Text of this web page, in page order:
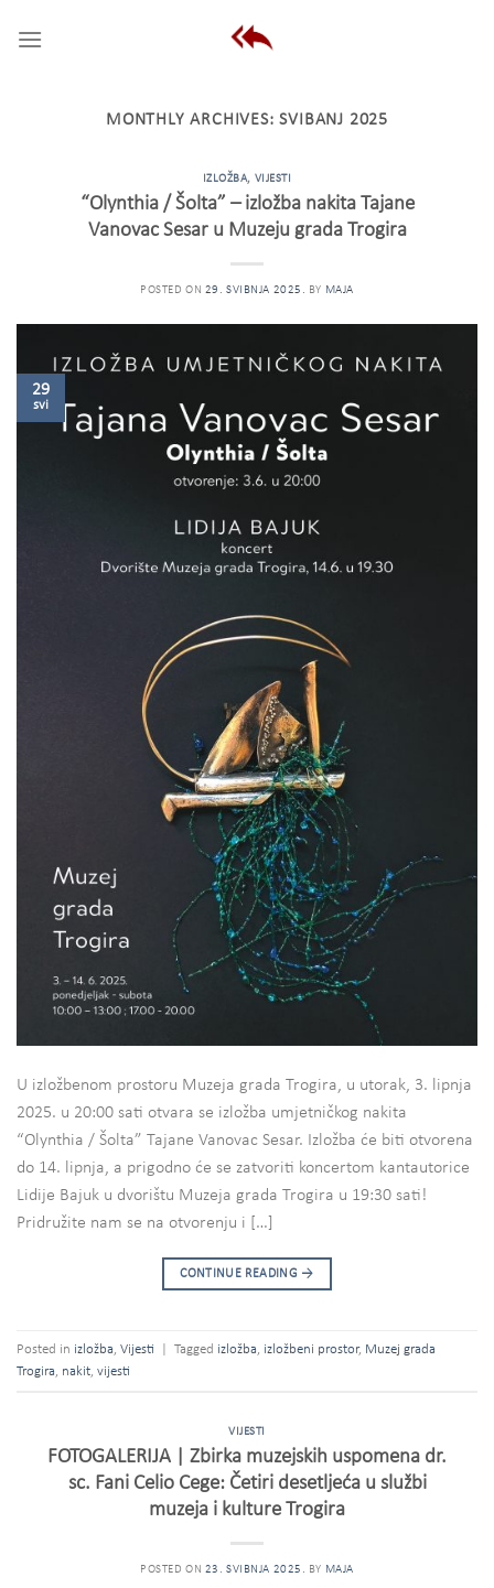
MONTHLY ARCHIVES:SVIBANJ 2025
IZLOŽBA, VIJESTI
“Olynthia / Šolta” – izložba nakita Tajane
Vanovac Sesar u Muzeju grada Trogira
POSTED ON 29. SVIBNJA 2025. BY MAJA
29
svi
U izložbenom prostoru Muzeja grada Trogira, u utorak, 3. lipnja
2025. u 20:00 sati otvara se izložba umjetničkog nakita
“Olynthia / Šolta” Tajane Vanovac Sesar. Izložba će biti otvorena
do 14. lipnja, a prigodno će se zatvoriti koncertom kantautorice
Lidije Bajuk u dvorištu Muzeja grada Trogira u 19:30 sati!
Pridružite nam se na otvorenju i […]
CONTINUE READING →
Posted in izložba, Vijesti Tagged izložba, izložbeni prostor, Muzej grada
Trogira, nakit, vijesti
VIJESTI
FOTOGALERIJA | Zbirka muzejskih uspomena dr.
sc. Fani Celio Cege: Četiri desetljeća u službi
muzeja i kulture Trogira
POSTED ON 23. SVIBNJA 2025. BY MAJA